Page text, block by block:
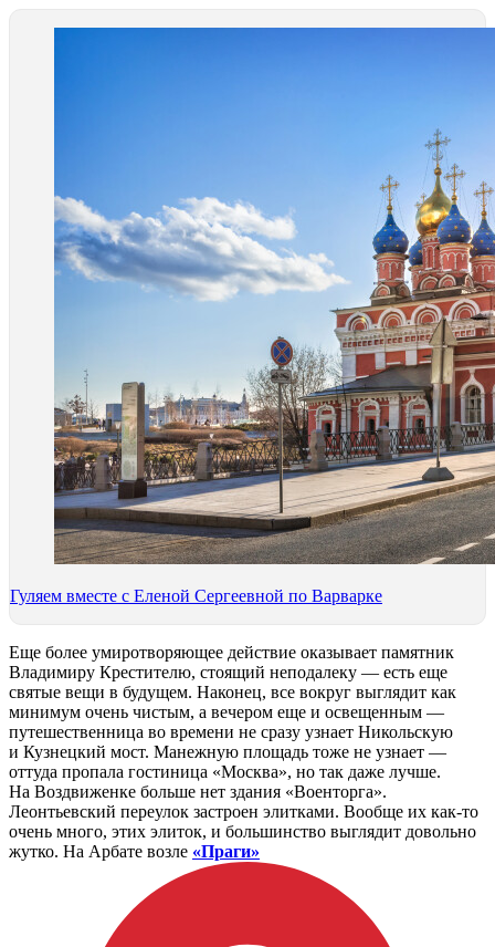
Гуляем вместе с Еленой Сергеевной по Варварке
Еще более умиротворяющее действие оказывает памятник
Владимиру Крестителю, стоящий неподалеку — есть еще
святые вещи в будущем. Наконец, все вокруг выглядит как
минимум очень чистым, а вечером еще и освещенным —
путешественница во времени не сразу узнает Никольскую
и Кузнецкий мост. Манежную площадь тоже не узнает —
оттуда пропала гостиница «Москва», но так даже лучше.
На Воздвиженке больше нет здания «Военторга».
Леонтьевский переулок застроен элитками. Вообще их как-то
очень много, этих элиток, и большинство выглядит довольно
жутко. На Арбате возле «Праги»